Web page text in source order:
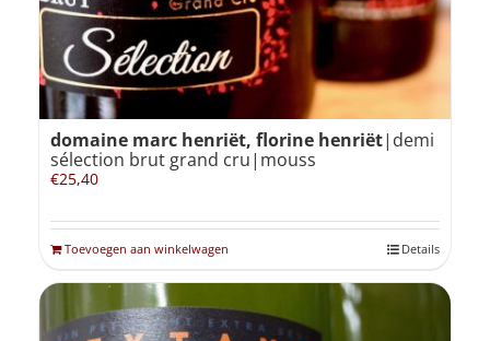
domaine marc henriët, florine henriët|demi
sélection brut grand cru|mouss
€25,40
Toevoegen aan winkelwagen Details